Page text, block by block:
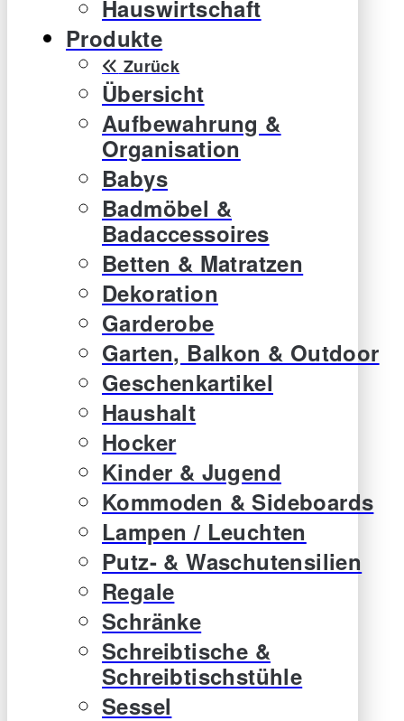
Hauswirtschaft
Produkte
Zurück
Übersicht
Aufbewahrung &
Organisation
Babys
Badmöbel &
Badaccessoires
Betten & Matratzen
Dekoration
Garderobe
Garten, Balkon & Outdoor
Geschenkartikel
Haushalt
Hocker
Kinder & Jugend
Kommoden & Sideboards
Lampen / Leuchten
Putz- & Waschutensilien
Regale
Schränke
Schreibtische &
Schreibtischstühle
Sessel